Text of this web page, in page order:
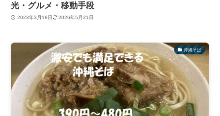
光・グルメ・移動手段
2023年3月18日 2026年5月21日
沖縄そば